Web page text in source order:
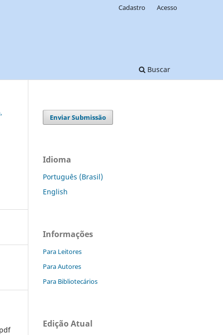
Buscar
Cadastro Acesso
Enviar Submissão
Idioma
Português (Brasil)
English
Informações
Para Leitores
Para Autores
Para Bibliotecários
Edição Atual